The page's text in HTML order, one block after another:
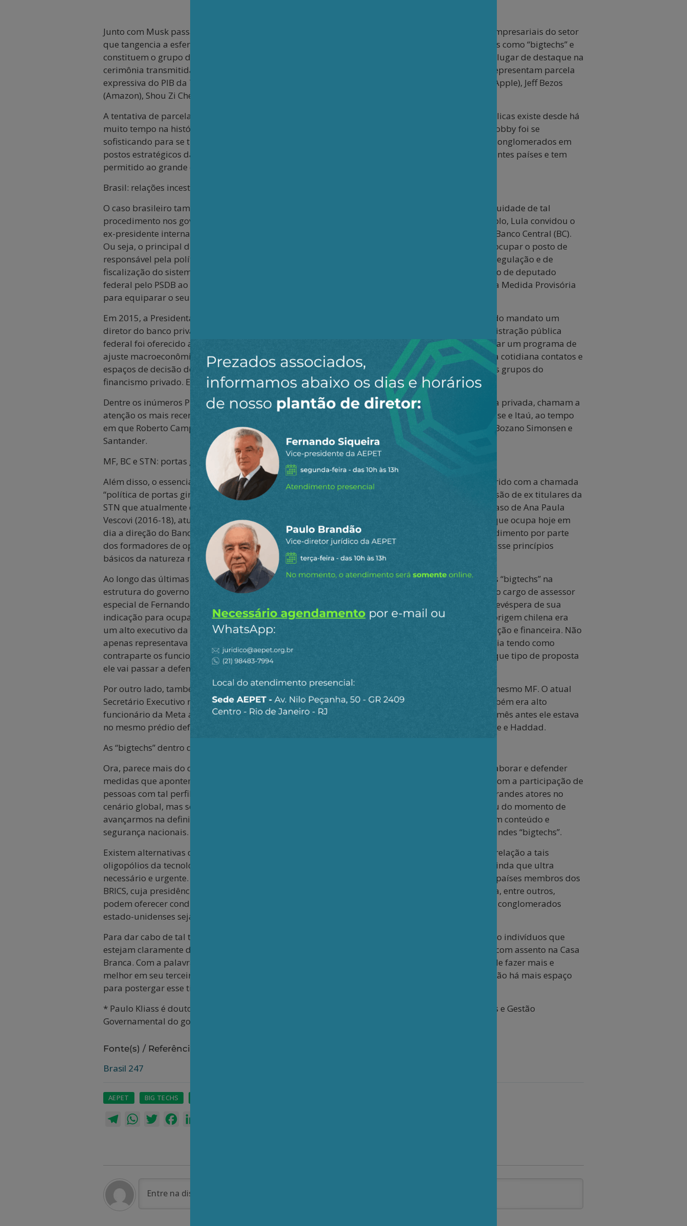
Junto com Musk passaram a ganhar relevância na cena política norte-americana outros líderes empresariais do setor
que tangencia a esfera digital, as comunicações e o sistema financeiro. Passaram a ser conhecidas como “bigtechs” e
constituem o grupo de maiores conglomerados na cena global. Na posse de Trump estavam, em lugar de destaque na
cerimônia transmitida para centenas de milhões de pessoas por todo o mundo, indivíduos que representam parcela
expressiva do PIB da Terra. São eles: Mark Zuckerberg (Meta), Sundar Pichai (Google), Tim Cook (Apple), Jeff Bezos
(Amazon), Shou Zi Chew (TikTok) e Sam Altman (Open AI).
A tentativa de parcelas e setores das classes dominantes em influenciar decisões de políticas públicas existe desde há
muito tempo na história do capitalismo. No entanto, ao longo das últimas décadas a prática do lobby foi se
sofisticando para se transformar em uma presença mais direta dos representantes dos grandes conglomerados em
postos estratégicos da própria administração do Estado. Esse movimento tem ocorrido em diferentes países e tem
permitido ao grande capital obter favorecimentos extraordinários em suas iniciativas.
Brasil: relações incestuosas entre capital e Estado.
O caso brasileiro tampouco fugiu à regra geral. O que mais surpreendeu os analistas foi a continuidade de tal
procedimento nos governos presididos pelo Partido dos Trabalhadores (PT). Em 2003, por exemplo, Lula convidou o
ex-presidente internacional do Bank of Boston para ocupar o importante cargo de Presidente do Banco Central (BC).
Ou seja, o principal dirigente de um dos maiores credores da dívida externa brasileira passou a ocupar o posto de
responsável pela política monetária e pela política cambial, além das fundamentais missões de regulação e de
fiscalização do sistema bancário e financeiro. Henrique Meirelles abriu mão de exercer o mandato de deputado
federal pelo PSDB ao aceitar o convite de Lula. Além disso, foi presenteado com os termos de uma Medida Provisória
para equiparar o seu futuro cargo ao de Ministro de Estado.
Em 2015, a Presidenta Dilma Roussef nomeou para ser o Ministro da Fazenda (MF) de seu segundo mandato um
diretor do banco privado Bradesco, Joaquim Levy. Mais uma vez, um importante cargo da administração pública
federal foi oferecido a um representante direto dos interesses do financismo. Além de implementar um programa de
ajuste macroeconômico de natureza austericida e monetarista, o banqueiro tinha em sua agenda cotidiana contatos e
espaços de decisão de política econômica onde sua condição de agente direto de um dos maiores grupos do
financismo privado. Esse tipo de apropriação privada do espaço público deveria ser proibido.
Dentre os inúmeros Presidentes e diretores do BC diretamente vinculados aos interesses da banca privada, chamam a
atenção os mais recentes. Ilan Goldfajn (2016-19) havia sido alto executivo dos bancos Credit Suisse e Itaú, ao tempo
em que Roberto Campos Neto (2019-24) havia ocupado postos de direção nos grupos bancários Bozano Simonsen e
Santander.
MF, BC e STN: portas giratórias e interesse público.
Além disso, o essencial cargo de chefia da Secretaria do Tesouro Nacional (STN) também tem sofrido com a chamada
“política de portas giratórias” entre o capital privado e setor público. Os exemplos mais recentes são de ex titulares da
STN que atualmente ocupam os postos de sócio e de economista-chefe de bancos privados. É o caso de Ana Paula
Vescovi (2016-18), atualmente dirigente do Banco Santander, e de Mansueto Almeida (2018-20), que ocupa hoje em
dia a direção do Banco BTG Pactual. Chama a atenção o processo de “normalização” de tal procedimento por parte
dos formadores de opinião, como se esse tipo de promiscuidade de relação de interesses não ferisse princípios
básicos da natureza republicana de nossa formação social.
Ao longo das últimas semanas tem recebido destaque também a presença de representantes das “bigtechs” na
estrutura do governo federal brasileiro. A divulgação da nomeação de Pablo Bello Arellano para o cargo de assessor
especial de Fernando Haddad surpreendeu negativamente a maior parte dos analistas. Até a antevéspera de sua
indicação para ocupar este importante cargo na Esplanada dos Ministérios, este economista de origem chilena era
um alto executivo da Meta, um dos grandes conglomerados globais dessa área digital, comunicação e financeira. Não
apenas representava os interesses do grupo, como costumava participar de audiências em Brasília tendo como
contraparte os funcionários do MF. A partir de agora, ele mudou de lado do balcão. Resta saber que tipo de proposta
ele vai passar a defender no cargo.
Por outro lado, também merece destaque a presença de Dario Durigan em cargo estratégico no mesmo MF. O atual
Secretário Executivo responde como o segundo homem na hierarquia do Ministério. Mas ele também era alto
funcionário da Meta até as vésperas de sua nomeação para o cargo em junho de 2023. Aliás, um mês antes ele estava
no mesmo prédio defendendo os interessas da “bigtech” de Zuckerberg em reuniões com a equipe e Haddad.
As “bigtechs” dentro do governo: escândalo silenciado.
Ora, parece mais do que evidente que a situação de crise internacional e da necessidade de se elaborar e defender
medidas que apontem para um projeto de soberania digital para nosso País são contraditórias com a participação de
pessoas com tal perfil e passado comprometedor. O Brasil precisa conquistar espaço dentre os grandes atores no
cenário global, mas sem se render aos interesses dos grandes conglomerados privados. Já passou do momento de
avançarmos na definição de projetos e programas da área digital, comunicação e informática com conteúdo e
segurança nacionais. Mas, para tanto, é fundamental romper com a lógica e os interesses das grandes “bigtechs”.
Existem alternativas de mais curto prazo para atenuar a dependência que o Brasil mantém com relação a tais
oligopólios da tecnologia digital. A conquista da soberania nesse domínio é um processo lento, ainda que ultra
necessário e urgente. Uma possibilidade concreta que se abre é a ampliação de contatos com os países membros dos
BRICS, cuja presidência neste ano de 2025 é exercida exatamente pelo Brasil. Rússia, China e Índia, entre outros,
podem oferecer condições para que a dependência extrema e absoluta que temos com relação a conglomerados
estado-unidenses seja flexibilizada.
Para dar cabo de tal tarefa, o mais indicado é afastar dos centros de decisão do governo brasileiro indivíduos que
estejam claramente defendendo o ponto de vista destes oligopólios privados, que agora contam com assento na Casa
Branca. Com a palavra, mais uma vez, o Presidente da República. Afinal, Lula disse que gostaria de fazer mais e
melhor em seu terceiro mandato. Que pretendia realizar 40 anos em 4. O tempo passa rápido e não há mais espaço
para postergar esse tipo de decisão estratégica.
* Paulo Kliass é doutor em economia e membro da carreira de Especialistas em Políticas Públicas e Gestão
Governamental do governo federal.
Fonte(s) / Referência(s):
Brasil 247
AEPET BIG TECHS
TelegramWhatsAppTwitterFacebook